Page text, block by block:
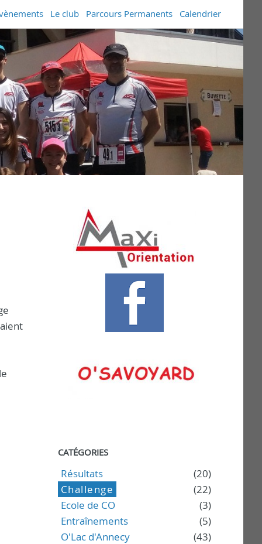
Le club Parcours Permanents Calendrier
CATÉGORIES
Résultats
(20)
Challenge
(22)
Ecole de CO
(3)
Entraînements
(5)
O'Lac d'Annecy
(43)